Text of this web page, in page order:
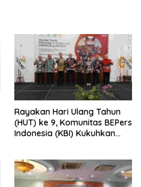
Rayakan Hari Ulang Tahun
(HUT) ke 9, Komunitas BEPers
Indonesia (KBI) Kukuhkan
Tema: “Penguatan dan
Pengembangan Organisasi